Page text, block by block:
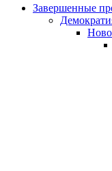
Завершенные